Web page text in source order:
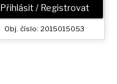
Přihlásit / Registrovat
Obj. číslo: 2015015053